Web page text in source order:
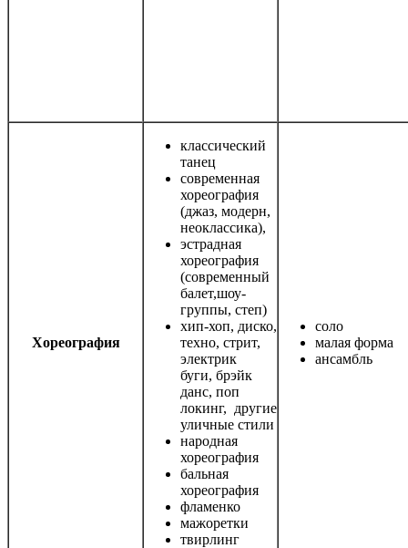
Хореография
классический
танец
современная
хореография
(джаз, модерн,
неоклассика),
эстрадная
хореография
(современный
балет,шоу-
группы, степ)
хип-хоп, диско,
техно, стрит,
электрик
буги, брэйк
данс, поп
локинг, другие
уличные стили
народная
хореография
бальная
хореография
фламенко
мажоретки
твирлинг
соло
малая форма
ансамбль